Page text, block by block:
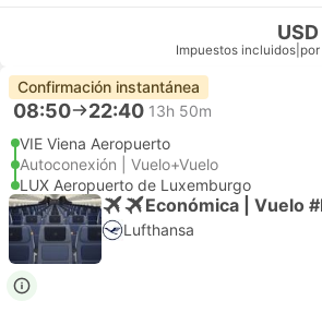
Impuestos incluidos
Confirmación instantánea
08:50 22:40 13h 50m
VIE Viena Aeropuerto
Autoconexión | Vuelo+Vuelo
LUX Aeropuerto de Luxemburgo
Económica | Vuelo
Lufthansa